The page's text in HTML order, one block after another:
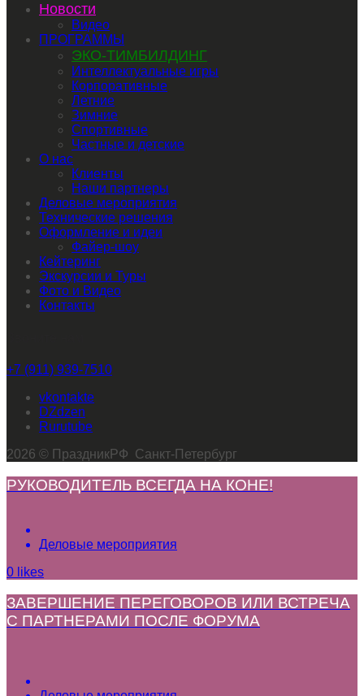
Новости
Видео
ПРОГРАММЫ
ЭКО-ТИМБИЛДИНГ
Интеллектуальные игры
Корпоративные
Летние
Зимние
Спортивные
Частные и детские
О нас
Клиенты
Наши партнеры
Деловые мероприятия
Технические решения
Оформление и идеи
Файер-шоу
Кейтеринг
Экскурсии и Туры
Фото и Видео
Контакты
+7 (911) 939-7510
vkontakte
dzen
rutube
2026 © ПраздникРФ Санкт-Петербург
РУКОВОДИТЕЛЬ ВСЕГДА НА КОНЕ!
Деловые мероприятия
0 likes
ЗАВЕРШЕНИЕ ПЕРЕГОВОРОВ ИЛИ ВСТРЕЧА
С ПАРТНЕРАМИ ПОСЛЕ ФОРУМА